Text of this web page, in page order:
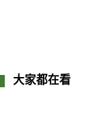
大家都在看